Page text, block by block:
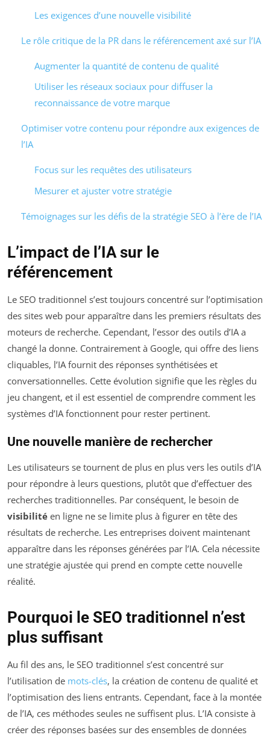
Les exigences d’une nouvelle visibilité
Le rôle critique de la PR dans le référencement axé sur l’IA
Augmenter la quantité de contenu de qualité
Utiliser les réseaux sociaux pour diffuser la
reconnaissance de votre marque
Optimiser votre contenu pour répondre aux exigences de
l’IA
Focus sur les requêtes des utilisateurs
Mesurer et ajuster votre stratégie
Témoignages sur les défis de la stratégie SEO à l’ère de l’IA
L’impact de l’IA sur le
référencement
Le SEO traditionnel s’est toujours concentré sur l’optimisation
des sites web pour apparaître dans les premiers résultats des
moteurs de recherche. Cependant, l’essor des outils d’IA a
changé la donne. Contrairement à Google, qui offre des liens
cliquables, l’IA fournit des réponses synthétisées et
conversationnelles. Cette évolution signifie que les règles du
jeu changent, et il est essentiel de comprendre comment les
systèmes d’IA fonctionnent pour rester pertinent.
Une nouvelle manière de rechercher
Les utilisateurs se tournent de plus en plus vers les outils d’IA
pour répondre à leurs questions, plutôt que d’effectuer des
recherches traditionnelles. Par conséquent, le besoin de
visibilité en ligne ne se limite plus à figurer en tête des
résultats de recherche. Les entreprises doivent maintenant
apparaître dans les réponses générées par l’IA. Cela nécessite
une stratégie ajustée qui prend en compte cette nouvelle
réalité.
Pourquoi le SEO traditionnel n’est
plus suffisant
Au fil des ans, le SEO traditionnel s’est concentré sur
l’utilisation de mots-clés, la création de contenu de qualité et
l’optimisation des liens entrants. Cependant, face à la montée
de l’IA, ces méthodes seules ne suffisent plus. L’IA consiste à
créer des réponses basées sur des ensembles de données